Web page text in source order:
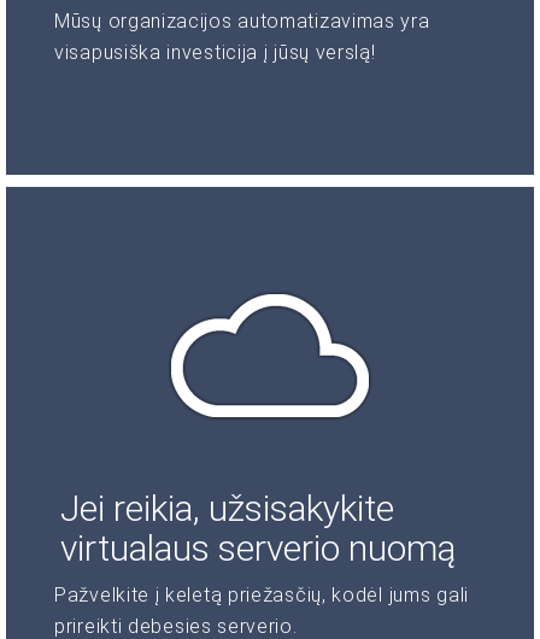
Mūsų organizacijos automatizavimas yra
visapusiška investicija į jūsų verslą!
Jei reikia, užsisakykite
virtualaus serverio nuomą
Pažvelkite į keletą priežasčių, kodėl jums gali
prireikti debesies serverio.